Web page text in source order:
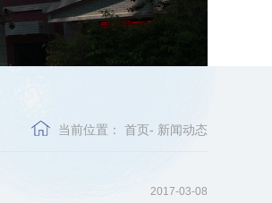
当前位置： 首页- 新闻动态
2017-03-08